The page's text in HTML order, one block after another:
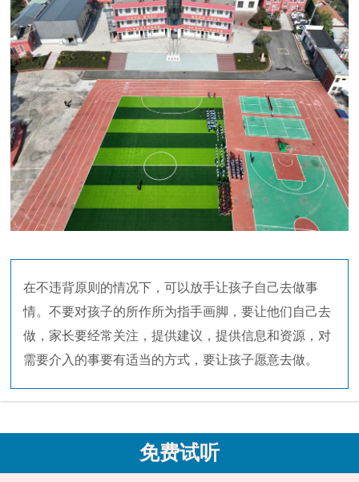
在不违背原则的情况下，可以放手让孩子自己去做事
情。不要对孩子的所作所为指手画脚，要让他们自己去
做，家长要经常关注，提供建议，提供信息和资源，对
需要介入的事要有适当的方式，要让孩子愿意去做。
免费试听